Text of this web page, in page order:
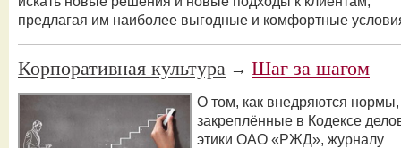
предлагая им наиболее выгодные и комфортные
Корпоративная культура → Шаг за шагом
О том, как внедряются нормы,
закреплённые в Кодексе
этики ОАО «РЖД», журналу